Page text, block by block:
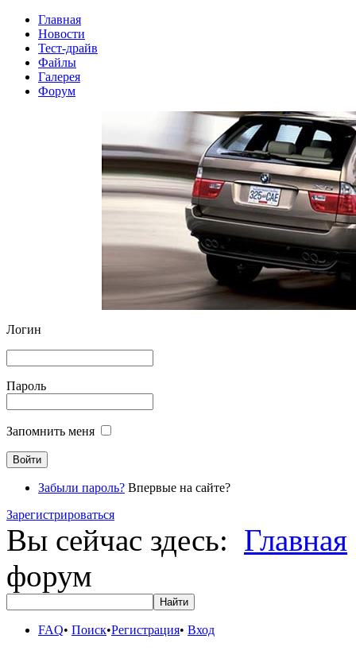
Главная
Новости
Тест-драйв
Файлы
Галерея
Форум
Логин
Пароль
Запомнить меня
Забыли пароль? Впервые на сайте?
Зарегистрироваться
Вы сейчас здесь: Главная
форум
FAQ• Поиск•Регистрация• Вход